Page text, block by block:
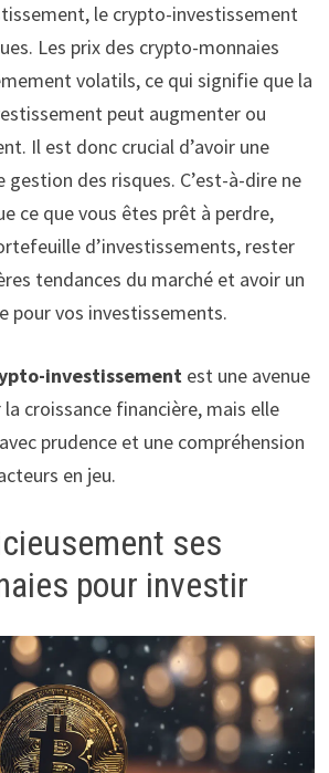
le crypto-investissement
Les prix des crypto-monnaies
volatils, ce qui signifie que la
peut augmenter ou
Il est donc crucial d’avoir une
des risques. C’est-à-dire ne
ce que vous êtes prêt à perdre,
d’investissements, rester
tendances du marché et avoir un
pour vos investissements.
investissementest une avenue
croissance financière, mais elle
prudence et une compréhension
en jeu.
ses
pour investir